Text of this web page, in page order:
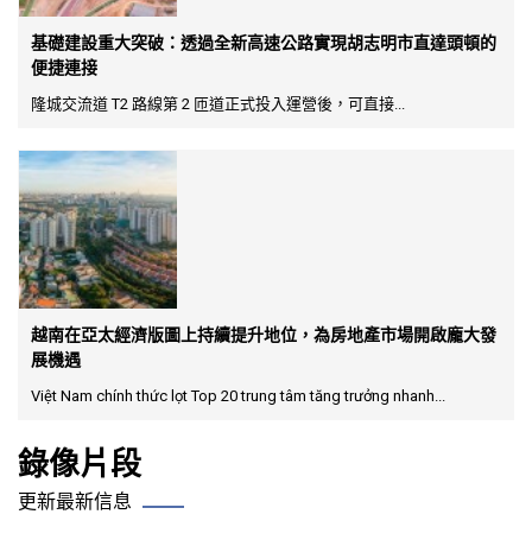
基礎建設重大突破：透過全新高速公路實現胡志明市直達頭頓的
便捷連接
隆城交流道 T2 路線第 2 匝道正式投入運營後，可直接...
越南在亞太經濟版圖上持續提升地位，為房地產市場開啟龐大發
展機遇
Việt Nam chính thức lọt Top 20 trung tâm tăng trưởng nhanh...
錄像片段
更新最新信息